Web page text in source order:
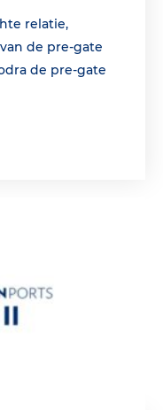
relatie,
de pre-gate
de pre-gate